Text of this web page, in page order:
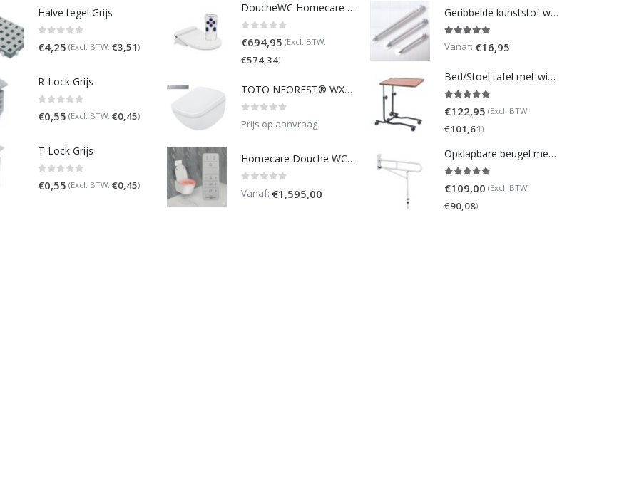
Halve tegel Grijs
€4,25 (Excl. BTW: €3,51)
R-Lock Grijs
€0,55 (Excl. BTW: €0,45)
T-Lock Grijs
€0,55 (Excl. BTW: €0,45)
DoucheWC Homecare – Pure 500R
€694,95 (Excl. BTW:
€574,34)
TOTO NEOREST® WX1 - incl. remote control
Prijs op aanvraag
Homecare Douche WC - Comfort plus 991 - Met brilverwarming
Vanaf: €1,595,00
Geribbelde kunststof wandbeugel
out of 5
Vanaf: €16,95
Bed/Stoel tafel met wielen (verstelbaar)
€122,95 (Excl. BTW:
€101,61)
Opklapbare beugel met steunpoot (verstelbaar)
€109,00 (Excl. BTW:
€90,08)